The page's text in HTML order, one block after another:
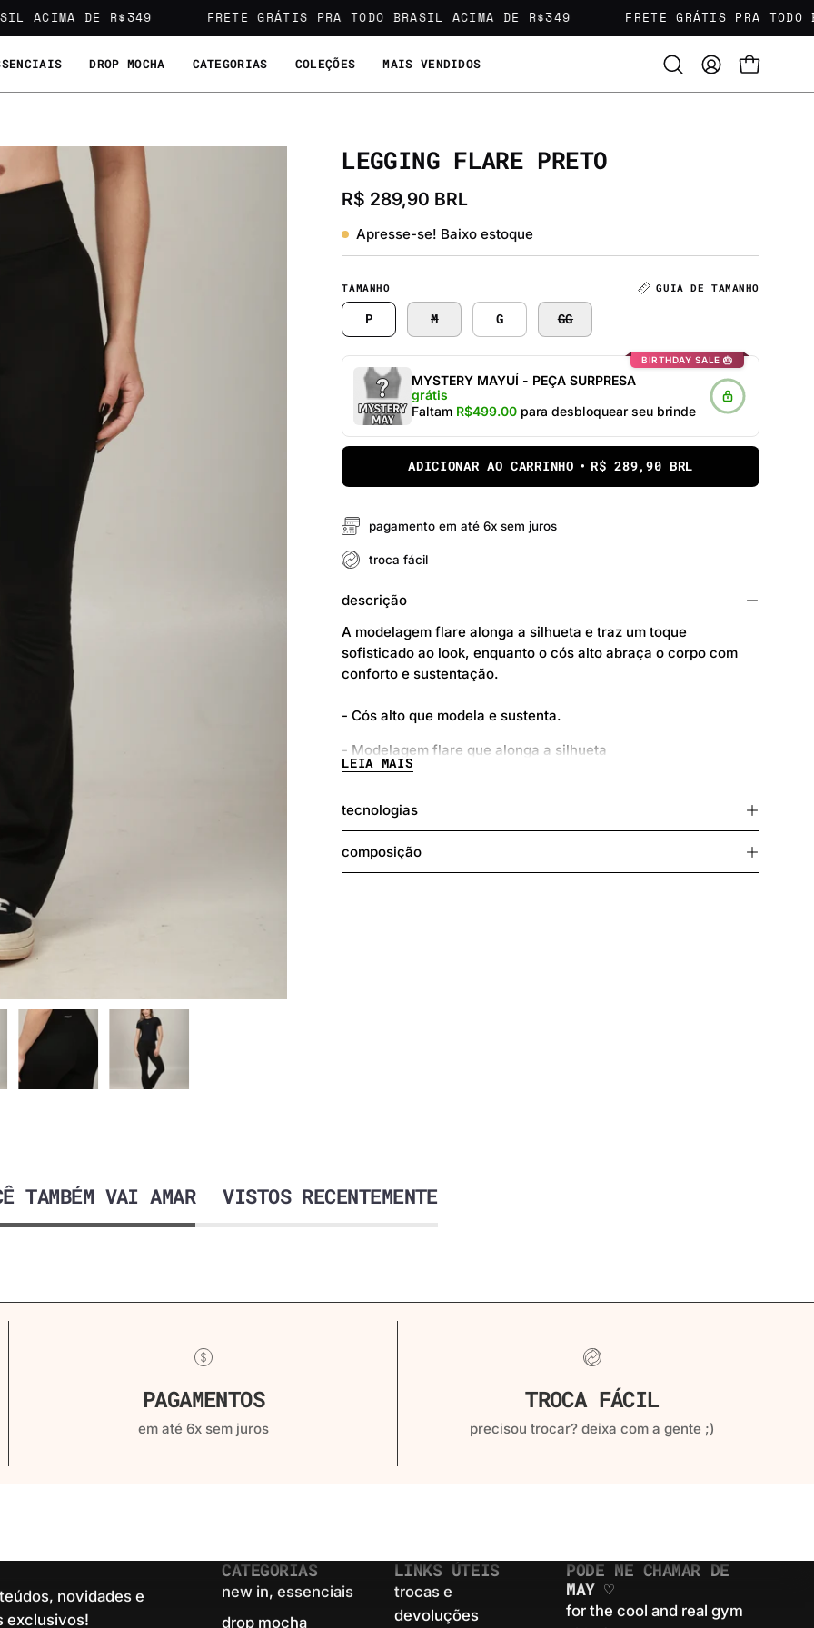
ACIMA DE R$349 FRETE GRÁTIS PRA TODO BRASIL ACIMA DE R$349 FRETE GRÁTIS PRA TODO
DROP MOCHA CATEGORIAS COLEÇÕES MAIS VENDIDOS
Abra
a
MINHA
CONTA
CARRINHO
LEGGING FLARE PRETO
R$ 289,90 BRL
Apresse-se! Baixo estoque
TAMANHO GUIA DE TAMANHO
P M G GG
BIRTHDAY SALE 🎂
MYSTERY MAYUÍ - PEÇA SURPRESA
grátis
Faltam R$499.00 para desbloquear seu brinde
ADICIONAR AO CARRINHO R$ 289,90 BRL
pagamento em até 6x sem juros
troca fácil
descrição
A modelagem flare alonga a silhueta e traz um toque
sofisticado ao look, enquanto o cós alto abraça o corpo com
conforto e sustentação.
- Cós alto que modela e sustenta.
- Modelagem flare que alonga a silhueta
- Tecido Power com maior compressão
- Sem transparência
LEIA MAIS
tecnologias
composição
TAMBÉM VAI AMAR VISTOS RECENTEMENTE
PAGAMENTOS
em até 6x sem juros
TROCA FÁCIL
precisou trocar? deixa com a gente ;)
novidades e
exclusivos!
CATEGORIAS
new in, essenciais
drop mocha
LINKS ÚTEIS
trocas e
devoluções
PODE ME CHAMAR DE
MAY ♡
for the cool and real gym